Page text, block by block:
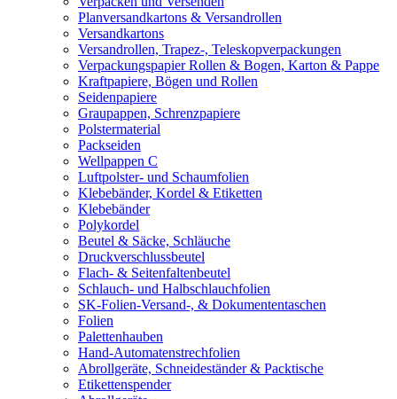
Planversandkartons & Versandrollen
Versandkartons
Versandrollen, Trapez-, Teleskopverpackungen
Verpackungspapier Rollen & Bogen, Karton & Pappe
Kraftpapiere, Bögen und Rollen
Seidenpapiere
Graupappen, Schrenzpapiere
Polstermaterial
Packseiden
Wellpappen C
Luftpolster- und Schaumfolien
Klebebänder, Kordel & Etiketten
Klebebänder
Polykordel
Beutel & Säcke, Schläuche
Druckverschlussbeutel
Flach- & Seitenfaltenbeutel
Schlauch- und Halbschlauchfolien
SK-Folien-Versand-, & Dokumententaschen
Folien
Palettenhauben
Hand-Automatenstrechfolien
Abrollgeräte, Schneideständer & Packtische
Etikettenspender